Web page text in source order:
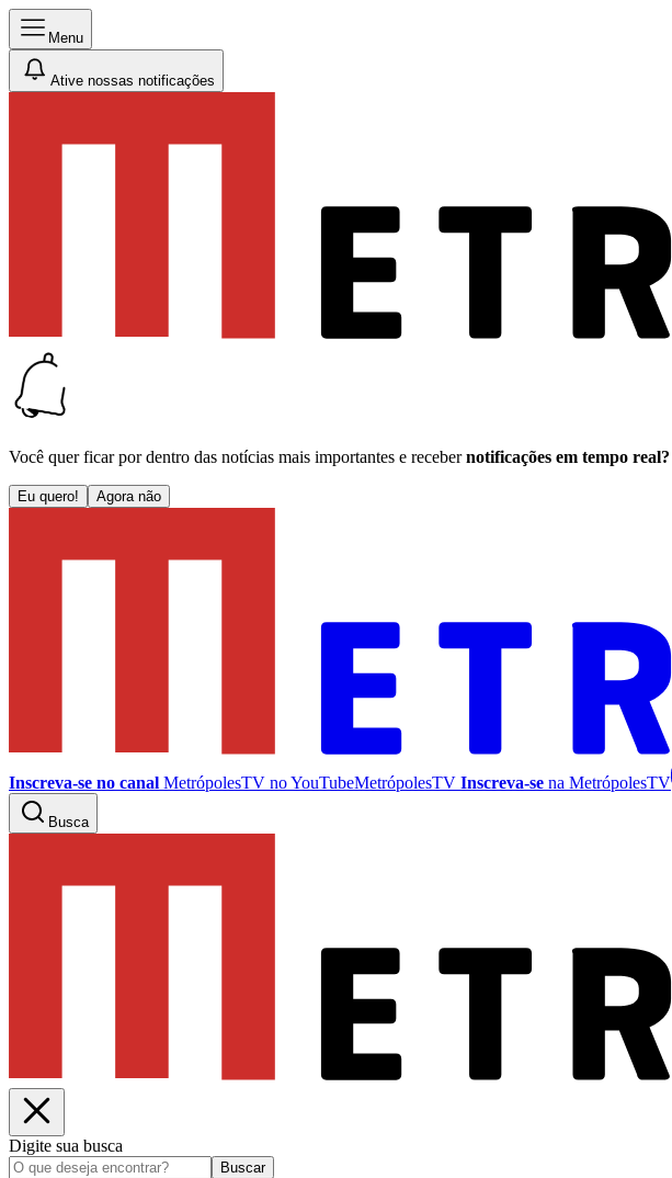
Menu
Ative nossas notificações
Você quer ficar por dentro das notícias mais importantes e receber notificações em tempo real?
Eu quero! Agora não
Inscreva-se no canal MetrópolesTV noYouTubeMetrópolesTV Inscreva-se na MetrópolesTV
Busca
Digite sua busca
Buscar